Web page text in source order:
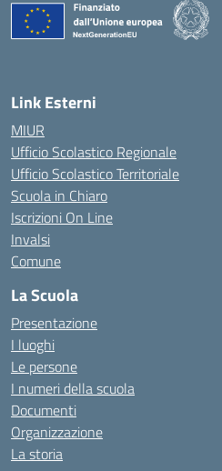
Link Esterni
MIUR
Ufficio Scolastico Regionale
Ufficio Scolastico Territoriale
Scuola in Chiaro
Iscrizioni On Line
Invalsi
Comune
La Scuola
Presentazione
I luoghi
Le persone
I numeri della scuola
Documenti
Organizzazione
La storia